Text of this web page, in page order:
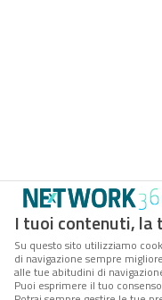
I tuoi contenuti, la
Su questo sito utilizziamo
di navigazione sempre
alle tue abitudini di
Puoi esprimere il tuo